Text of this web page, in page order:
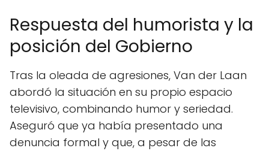
Respuesta del humorista y la
posición del Gobierno
Tras la oleada de agresiones, Van der Laan
abordó la situación en su propio espacio
televisivo, combinando humor y seriedad.
Aseguró que ya había presentado una
denuncia formal y que, a pesar de las